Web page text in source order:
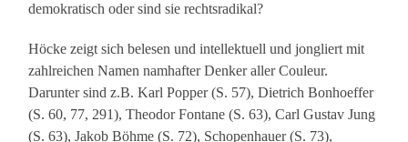
demokratisch oder sind sie rechtsradikal?
Höcke zeigt sich belesen und intellektuell und jongliert mit
zahlreichen Namen namhafter Denker aller Couleur.
Darunter sind z.B. Karl Popper (S. 57), Dietrich Bonhoeffer
(S. 60, 77, 291), Theodor Fontane (S. 63), Carl Gustav Jung
(S. 63), Jakob Böhme (S. 72), Schopenhauer (S. 73),